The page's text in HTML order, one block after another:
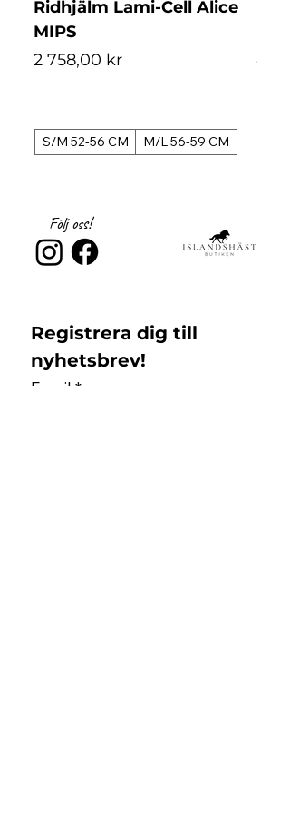
Ridhjälm Lami-Cell Alice
MIPS
Pris
2 758,00 kr
S/M 52-56 CM M/L 56-59 CM
Pris
4
Följ oss!
Registrera dig till
nyhetsbrev!
Email *